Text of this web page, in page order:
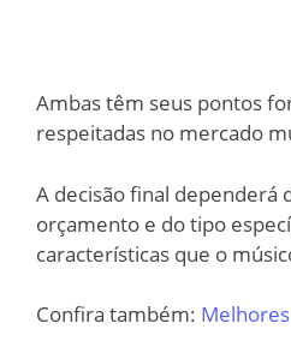
Ambas têm seus pontos
respeitadas no mercado
A decisão final dependerá
orçamento e do tipo
características que o
Confira também: